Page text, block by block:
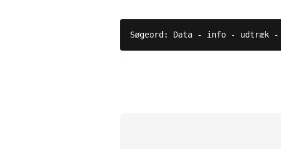
Søgeord: Data - info - udtræk -